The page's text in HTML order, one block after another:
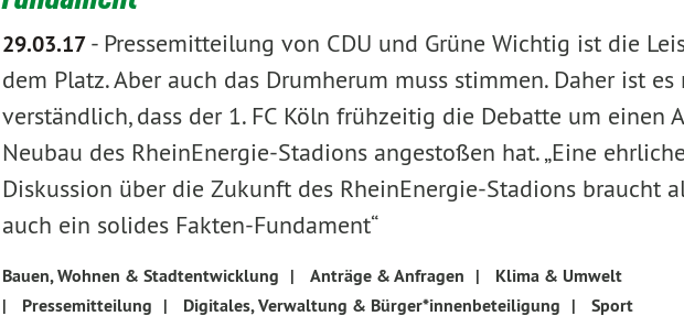
29.03.17- Pressemitteilung von CDU und Grüne Wichtig ist die
dem Platz. Aber auch das Drumherum muss stimmen. Daher ist es
verständlich, dass der 1. FC Köln frühzeitig die Debatte um einen
Neubau des RheinEnergie-Stadions angestoßen hat. „Eine ehrliche
Diskussion über die Zukunft des RheinEnergie-Stadions braucht
auch ein solides Fakten-Fundament“
Bauen, Wohnen & Stadtentwicklung | Anträge & Anfragen |
Klima & Umwelt
|
Pressemitteilung | Digitales, Verwaltung & Bürger*innenbeteiligung | Sport